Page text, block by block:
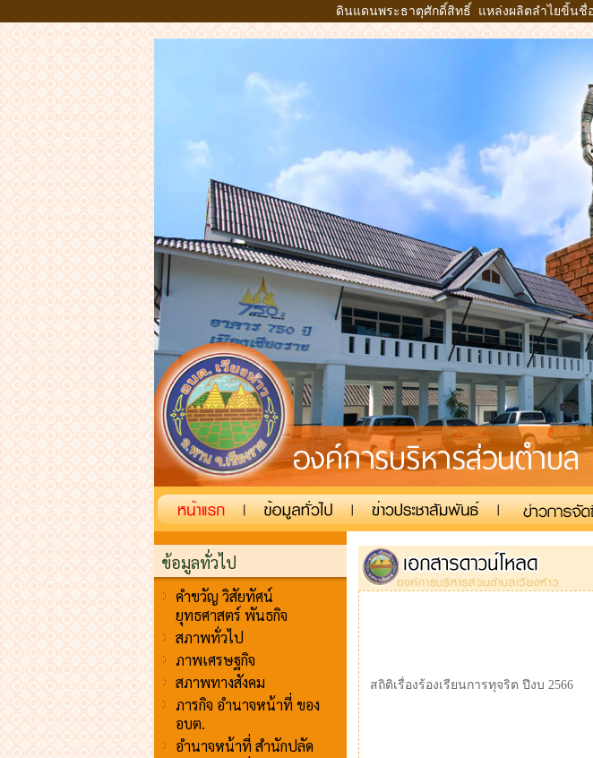
ดินแดนพระธาตุศักดิ์สิทธิ์ แหล่งผลิตลำไยขิ้นชื่
ข้อมูลทั่วไป
คำขวัญ วิสัยทัศน์
ยุทธศาสตร์ พันธกิจ
สภาพทั่วไป
ภาพเศรษฐกิจ
สภาพทางสังคม
ภารกิจ อำนาจหน้าที่ ของ
อบต.
อำนาจหน้าที่ สำนักปลัด
สถิติเรื่องร้องเรียนการทุจริต ปีงบ 2566